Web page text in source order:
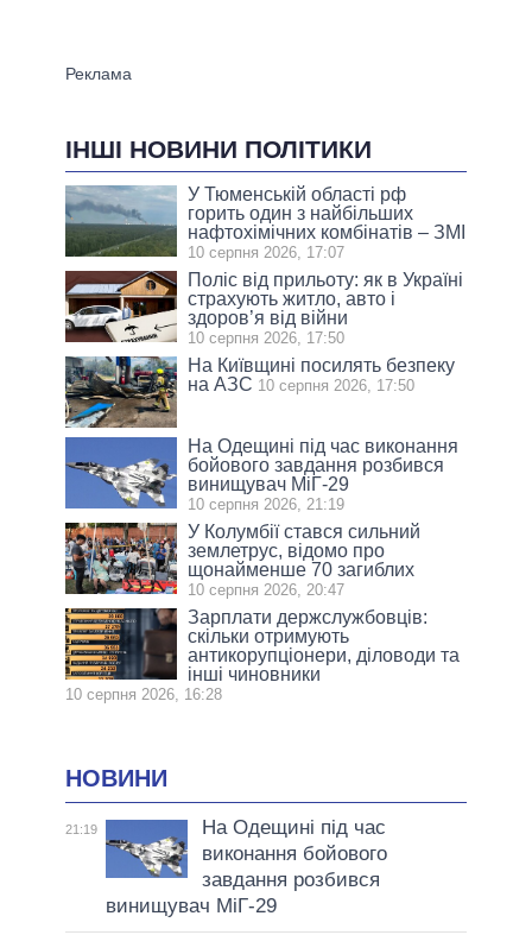
ІНШІ НОВИНИ ПОЛІТИКИ
У Тюменській області рф
горить один з найбільших
нафтохімічних комбінатів – ЗМІ
10 серпня 2026, 17:07
Поліс від прильоту: як в Україні
страхують житло, авто і
здоров’я від війни
10 серпня 2026, 17:50
На Київщині посилять безпеку
на АЗС 10 серпня 2026, 17:50
На Одещині під час виконання
бойового завдання розбився
винищувач МіГ-29
10 серпня 2026, 21:19
У Колумбії стався сильний
землетрус, відомо про
щонайменше 70 загиблих
10 серпня 2026, 20:47
Зарплати держслужбовців:
скільки отримують
антикорупціонери, діловоди та
інші чиновники
10 серпня 2026, 16:28
НОВИНИ
21:19
На Одещині під час
виконання бойового
завдання розбився
винищувач МіГ-29